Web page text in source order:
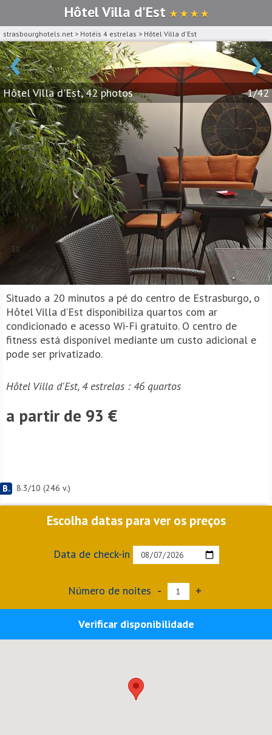
Hôtel Villa d'Est ★ ★ ★ ★
strasbourghotels.net > Hotéis 4 estrelas > Hôtel Villa d'Est
‹ ›
Hôtel Villa d'Est, 42 photos 1/42
Situado a 20 minutos a pé do centro de Estrasburgo, o
Hôtel Villa d’Est disponibiliza quartos com ar
condicionado e acesso Wi-Fi gratuito. O centro de
fitness está disponível mediante um custo adicional e
pode ser privatizado.
Hôtel Villa d'Est, 4 estrelas : 46 quartos
a partir de 93 €
8.3/10 (246 v.)
Escolha datas para ver os preços
Data de check-in
Número de noites - +
Verificar disponibilidade